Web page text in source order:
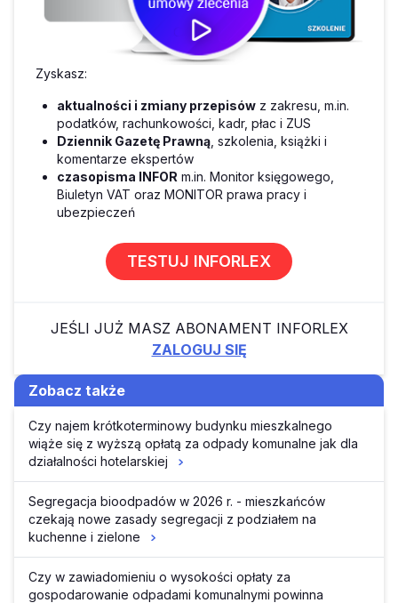
Zyskasz:
aktualności i zmiany przepisów z zakresu, m.in.
podatków, rachunkowości, kadr, płac i ZUS
Dziennik Gazetę Prawną , szkolenia, książki i
komentarze ekspertów
czasopisma INFOR m.in. Monitor księgowego,
Biuletyn VAT oraz MONITOR prawa pracy i
ubezpieczeń
TESTUJ INFORLEX
JEŚLI JUŻ MASZ ABONAMENT INFORLEX
ZALOGUJ SIĘ
Zobacz także
Czy najem krótkoterminowy budynku mieszkalnego
wiąże się z wyższą opłatą za odpady komunalne jak dla
działalności hotelarskiej
Segregacja bioodpadów w 2026 r. - mieszkańców
czekają nowe zasady segregacji z podziałem na
kuchenne i zielone
Czy w zawiadomieniu o wysokości opłaty za
gospodarowanie odpadami komunalnymi powinna